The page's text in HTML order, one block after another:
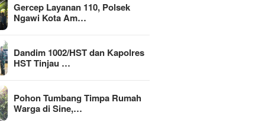
Gercep Layanan 110, Polsek
Ngawi Kota Am…
Dandim 1002/HST dan Kapolres
HST Tinjau …
Pohon Tumbang Timpa Rumah
Warga di Sine,…